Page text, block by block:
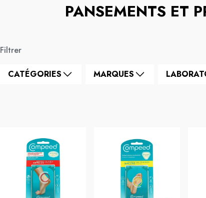
PANSEMENTS ET
Filtrer
CATÉGORIES MARQUES